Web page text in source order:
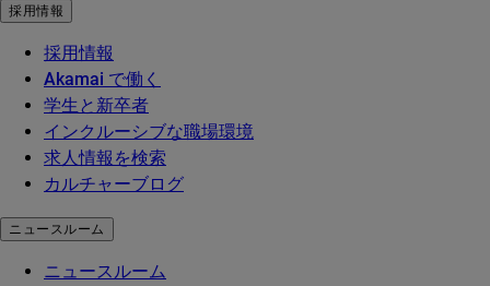
採用情報
採用情報
Akamai で働く
学生と新卒者
インクルーシブな職場環境
求人情報を検索
カルチャーブログ
ニュースルーム
ニュースルーム